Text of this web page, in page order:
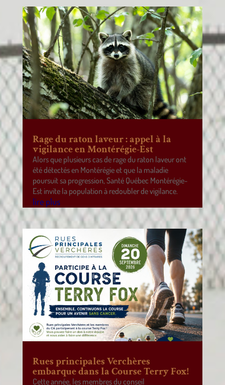
Rage du raton laveur : appel à la
vigilance en Montérégie-Est
Alors que plusieurs cas de rage du raton laveur ont
été détectés en Montérégie et que la maladie
poursuit sa progression, Santé Québec Montérégie-
Est invite la population à redoubler de vigilance.
lire plus
Rues principales Verchères
embarque dans la Course Terry Fox!
Cette année, les membres du conseil